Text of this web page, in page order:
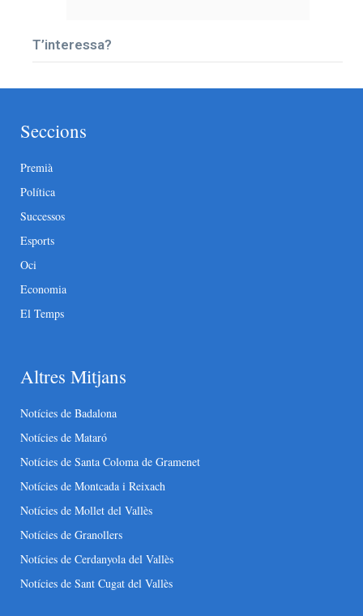
T’interessa?
Seccions
Premià
Política
Successos
Esports
Oci
Economia
El Temps
Altres Mitjans
Notícies de Badalona
Notícies de Mataró
Notícies de Santa Coloma de Gramenet
Notícies de Montcada i Reixach
Notícies de Mollet del Vallès
Notícies de Granollers
Notícies de Cerdanyola del Vallès
Notícies de Sant Cugat del Vallès